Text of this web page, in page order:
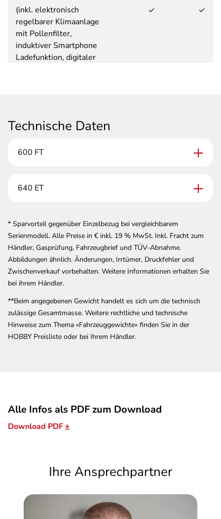
(inkl. elektronisch
regelbarer Klimaanlage
mit Pollenfilter,
induktiver Smartphone
Ladefunktion, digitaler
✓ ✓
TRUMA Combi CP Plus
beheizt links
230 V, inkl. SAT- / TV-
Anschluss
Ambientebeleuchtung ✓ ✓
Vorhängefenster,
ausstellbar, doppelt
verglast und getönt, im
Schlafbereich links
Listenpreis bei
Einzelbezug
70.883 €
Ihr Sparvorteil 3.893 €
Technische Daten
600 FT
640 ET
* Sparvorteil gegenüber Einzelbezug bei vergleichbarem
Serienmodell. Alle Preise in € inkl. 19 % MwSt. Inkl. Fracht zum
Händler, Gasprüfung, Fahrzeugbrief und TÜV-Abnahme.
Abbildungen ähnlich. Änderungen, Irrtümer, Druckfehler und
Zwischenverkauf vorbehalten. Weitere Informationen erhalten Sie
bei ihrem Händler.
**Beim angegebenen Gewicht handelt es sich um die technisch
zulässige Gesamtmasse. Weitere rechtliche und technische
Hinweise zum Thema »Fahrzeuggewichte« finden Sie in der
HOBBY Preisliste oder bei Ihrem Händler.
Alle Infos als PDF zum Download
Download PDF
Ihre Ansprechpartner